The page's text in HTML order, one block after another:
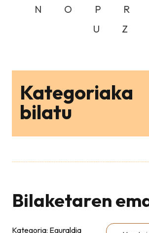
N
O P R
U
Z
Kategoriaka
bilatu
Bilaketaren
Kategoria: Eguraldia